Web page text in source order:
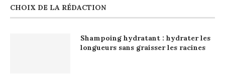
CHOIX DE LA RÉDACTION
Shampoing hydratant : hydrater les
longueurs sans graisser les racines